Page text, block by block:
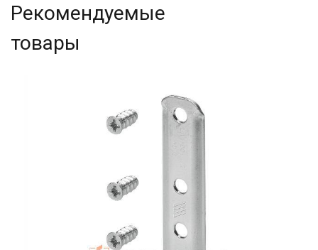
Рекомендуемые
товары